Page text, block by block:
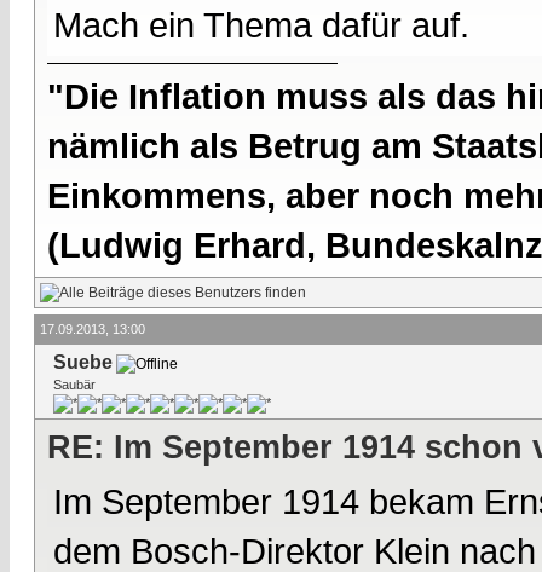
Mach ein Thema dafür auf.
"Die Inflation muss als das
nämlich als Betrug am
Einkommens, aber noch
(Ludwig Erhard,
17.09.2013, 13:00
Suebe
Saubär
RE: Im September 1914 schon
Im September 1914 bekam
dem Bosch-Direktor Klein